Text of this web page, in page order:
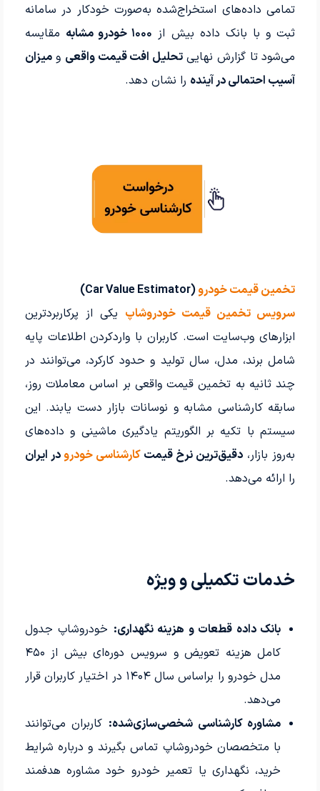
تمامی داده‌های استخراج‌شده به‌صورت خودکار در سامانه
ثبت و با بانک داده بیش از ۱۰۰۰ خودرو مشابه
مقایسه
می‌شود تا گزارش نهاییتحلیل افت قیمت واقعی ومیزان
آسیب احتمالی در آینده را نشان دهد.
تخمین قیمت خودرو(Car Value Estimator)
سرویس تخمین قیمت خودروشاپ یکی از پرکاربردترین
ابزارهای وب‌سایت است. کاربران با واردکردن اطلاعات پایه
شامل برند، مدل، سال تولید و حدود کارکرد، می‌توانند در
چند ثانیه به تخمین قیمت واقعی بر اساس معاملات روز،
سابقه کارشناسی مشابه و نوسانات بازار دست یابند. این
سیستم با تکیه بر الگوریتم یادگیری ماشینی و داده‌های
به‌روز بازار، دقیق‌ترین نرخ قیمتکارشناسی خودرودر ایران
را ارائه می‌دهد.
خدمات تکمیلی و ویژه
بانک داده قطعات و هزینه نگهداری: خودروشاپ جدول
کامل هزینه تعویض و سرویس دوره‌ای بیش از ۴۵۰
مدل خودرو را براساس سال ۱۴۰۴ در اختیار کاربران قرار
می‌دهد.
مشاوره کارشناسی شخصی‌سازی‌شده: کاربران می‌توانند
با متخصصان خودروشاپ تماس بگیرند و درباره شرایط
خرید، نگهداری یا تعمیر خودرو خود مشاوره هدفمند